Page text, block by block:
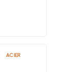
ACIER